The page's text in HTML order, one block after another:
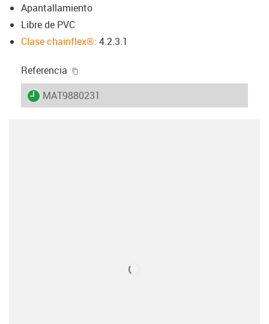
Apantallamiento
Libre de PVC
Clase chainflex®: 4.2.3.1
Referencia
igus-icon-lieferzeit
MAT9880231